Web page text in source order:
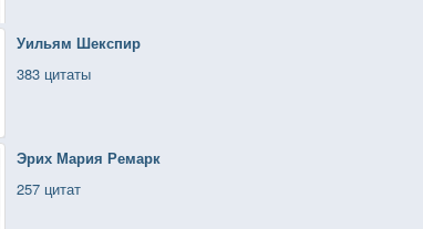
Уильям Шекспир
383 цитаты
Эрих Мария Ремарк
257 цитат